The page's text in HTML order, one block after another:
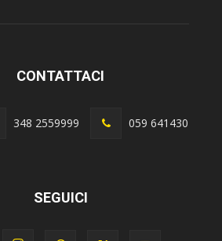
CONTATTACI
348 2559999 059 641430
SEGUICI